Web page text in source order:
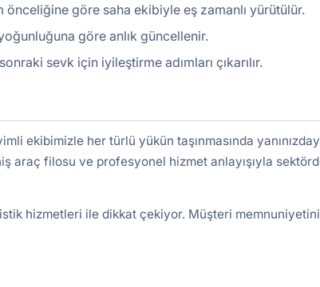
göre saha ekibiyle eş zamanlı yürütülür.
göre anlık güncellenir.
sevk için iyileştirme adımları çıkarılır.
ekibimizle her türlü yükün taşınmasında
araç filosu ve profesyonel hizmet anlayışıyla
hizmetleri ile dikkat çekiyor. Müşteri